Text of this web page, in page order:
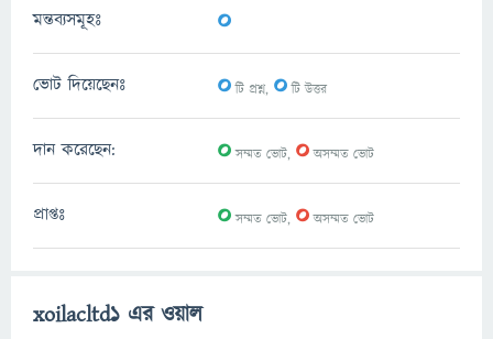
মন্তব্যসমূহঃ 0
ভোট দিয়েছেনঃ 0টি প্রশ্ন, 0টি উত্তর
দান করেছেন: 0সম্মত ভোট, 0অসম্মত ভোট
প্রাপ্তঃ 0সম্মত ভোট, 0অসম্মত ভোট
xoilacltd1 এর ওয়াল